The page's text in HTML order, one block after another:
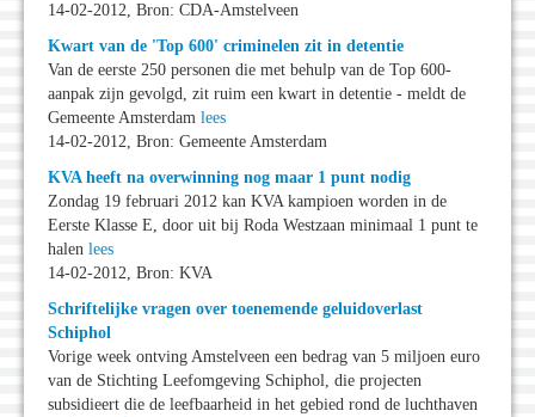
14-02-2012, Bron: CDA-Amstelveen
Kwart van de 'Top 600' criminelen zit in detentie
Van de eerste 250 personen die met behulp van de Top 600-
aanpak zijn gevolgd, zit ruim een kwart in detentie - meldt de
Gemeente Amsterdam lees
14-02-2012, Bron: Gemeente Amsterdam
KVA heeft na overwinning nog maar 1 punt nodig
Zondag 19 februari 2012 kan KVA kampioen worden in de
Eerste Klasse E, door uit bij Roda Westzaan minimaal 1 punt te
halen lees
14-02-2012, Bron: KVA
Schriftelijke vragen over toenemende geluidoverlast
Schiphol
Vorige week ontving Amstelveen een bedrag van 5 miljoen euro
van de Stichting Leefomgeving Schiphol, die projecten
subsidieert die de leefbaarheid in het gebied rond de luchthaven